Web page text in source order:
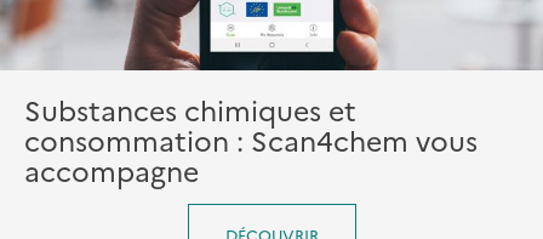
Substances chimiques et
consommation : Scan4chem vous
accompagne
DÉCOUVRIR